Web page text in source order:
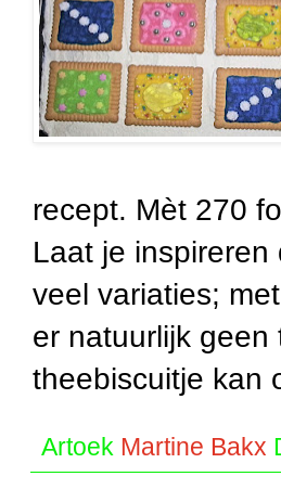
recept. Mèt 270
Laat je
veel variaties;
er natuurlijk
theebiscuitje kan
Artoek Martine Bakx